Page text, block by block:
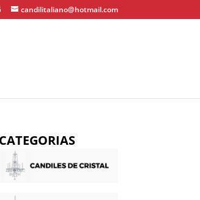
candilitaliano@hotmail.com
CATEGORIAS